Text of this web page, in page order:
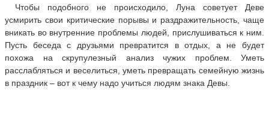
Чтобы подобного не происходило, Луна советует Деве
усмирить свои критические порывы и раздражительность, чаще
вникать во внутренние проблемы людей, прислушиваться к ним.
Пусть беседа с друзьями превратится в отдых, а не будет
похожа на скрупулезный анализ чужих проблем. Уметь
расслабляться и веселиться, уметь превращать семейную жизнь
в праздник – вот к чему надо учиться людям знака Девы.